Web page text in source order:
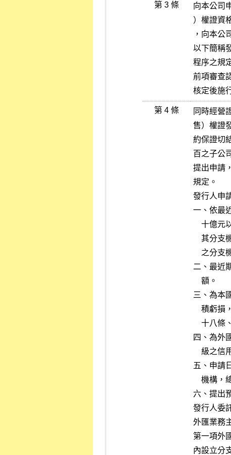
第 3 條
向本公司
）權證資
，向本公
以下簡稱
程序之規
前項審查
核定後施
第 4 條
同時經營
售）權證
約保證切
百之子公
提出申請
規定。
發行人申
一、依最
二、最近
三、為本
四、為外
五、申請
六、提出
發行人委
外匯業務
第一項外
內設立分